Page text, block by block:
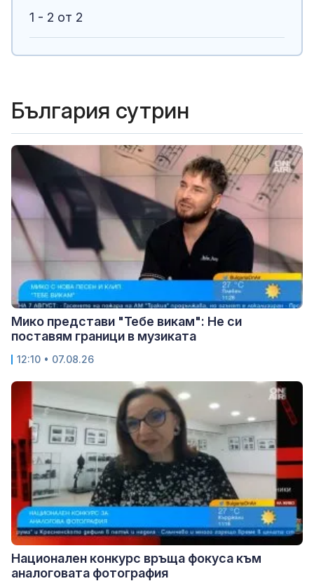
1 - 2 от 2
България сутрин
Мико представи "Тебе викам": Не си
поставям граници в музиката
12:10 • 07.08.26
Национален конкурс връща фокуса към
аналоговата фотография